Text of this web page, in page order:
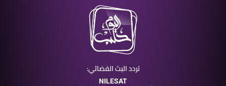
تردد البث الفضائي:
NILESAT